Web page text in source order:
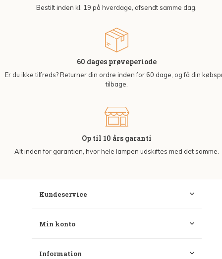
Bestilt inden kl. 19 på hverdage, afsendt samme dag.
60 dages prøveperiode
Er du ikke tilfreds? Returner din ordre inden for 60 dage, og få din
tilbage.
Op til 10 års garanti
Alt inden for garantien, hvor hele lampen udskiftes med det samme.
Kundeservice
Min konto
Information